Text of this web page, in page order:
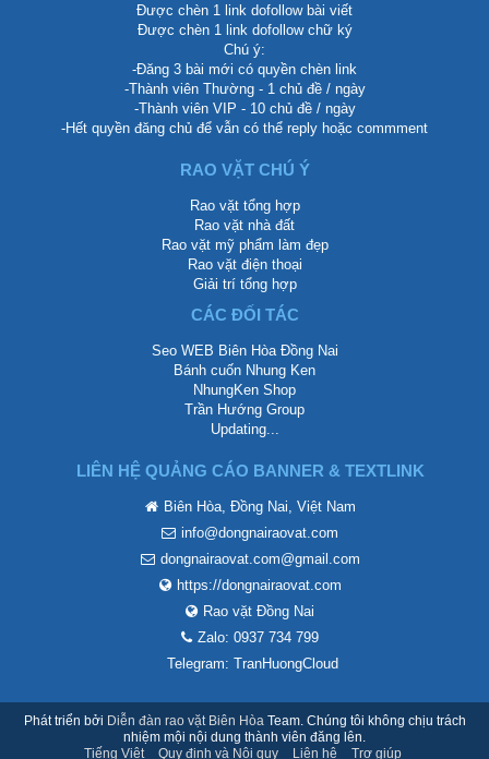
Được chèn 1 link dofollow bài viết
Được chèn 1 link dofollow chữ ký
Chú ý:
-Đăng 3 bài mới có quyền chèn link
-Thành viên Thường - 1 chủ đề / ngày
-Thành viên VIP - 10 chủ đề / ngày
-Hết quyền đăng chủ để vẫn có thể reply hoặc commment
RAO VẶT CHÚ Ý
Rao vặt tổng hợp
Rao vặt nhà đất
Rao vặt mỹ phẩm làm đẹp
Rao vặt điện thoại
Giải trí tổng hợp
CÁC ĐỐI TÁC
Seo WEB Biên Hòa Đồng Nai
Bánh cuốn Nhung Ken
NhungKen Shop
Trần Hướng Group
Updating...
LIÊN HỆ QUẢNG CÁO BANNER & TEXTLINK
Biên Hòa, Đồng Nai, Việt Nam
info@dongnairaovat.com
dongnairaovat.com@gmail.com
https://dongnairaovat.com
Rao vặt Đồng Nai
Zalo: 0937 734 799
Telegram: TranHuongCloud
Phát triển bởi Diễn đàn rao vặt Biên Hòa Team. Chúng tôi không chịu trách
nhiệm mội nội dung thành viên đăng lên.
Tiếng Việt
Quy định và Nội quy Liên hệ Trợ giúp